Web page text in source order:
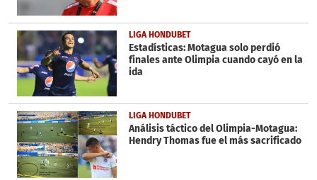
LIGA HONDUBET
Estadísticas: Motagua solo perdió
finales ante Olimpia cuando cayó en la
ida
LIGA HONDUBET
Análisis táctico del Olimpia-Motagua:
Hendry Thomas fue el más sacrificado